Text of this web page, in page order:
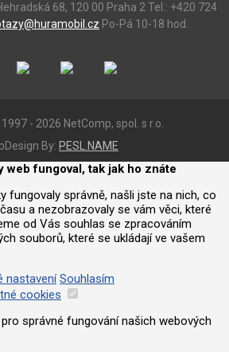
68, 120 00 Praha 2 Tel.: +420 724
Po-Pá 10-18 hod.
- 2026 NetComp, spol. s r.o.
By: PESL.NAME
web fungoval, tak jak ho znáte
fungovaly správně, našli jste na nich, co
a nezobrazovaly se vám věci, které
od Vás souhlas se zpracováním
souborů, které se ukládají ve vašem
nastavení Souhlasím
cookies
správné fungování našich webových